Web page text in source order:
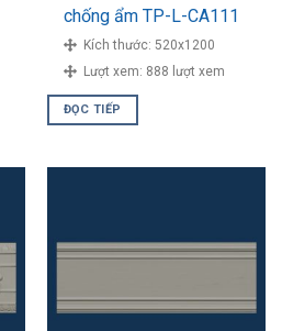
chống ẩm TP-L-CA111
Kích thước: 520x1200
Lượt xem: 888 lượt xem
ĐỌC TIẾP